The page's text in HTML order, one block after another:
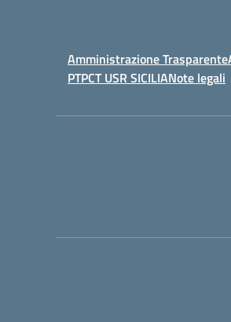
Amministrazione Trasparente
PTPCT USR SICILIANote legali